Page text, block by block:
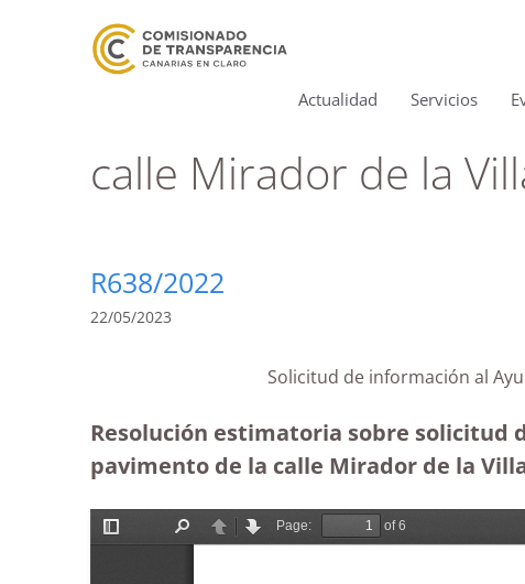
Actualidad Servicios
calle Mirador de la
R638/2022
22/05/2023
Solicitud de información al
Resolución estimatoria sobre solicitud
pavimento de la calle Mirador de la